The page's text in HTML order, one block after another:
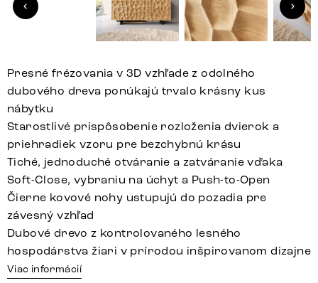
Presné frézovania v 3D vzhľade z odolného
dubového dreva ponúkajú trvalo krásny kus
nábytku
Starostlivé prispôsobenie rozloženia dvierok a
priehradiek vzoru pre bezchybnú krásu
Tiché, jednoduché otváranie a zatváranie vďaka
Soft-Close, vybraniu na úchyt a Push-to-Open
Čierne kovové nohy ustupujú do pozadia pre
závesný vzhľad
Dubové drevo z kontrolovaného lesného
hospodárstva žiari v prírodou inšpirovanom dizajne
Viac informácií